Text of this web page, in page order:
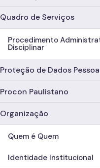
Quadro de Serviços
Procedimento
Disciplinar
Proteção de Dados
Procon Paulistano
Organização
Quem é Quem
Identidade Institucional